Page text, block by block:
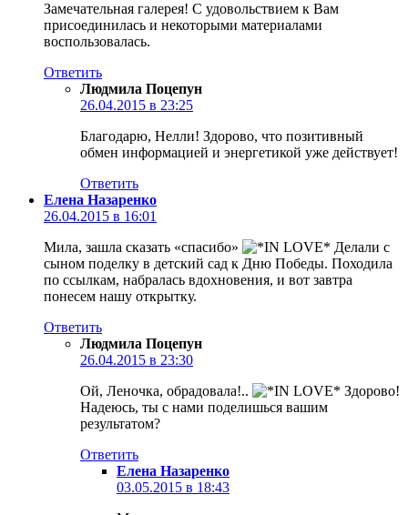
Замечательная галерея! С удовольствием к Вам
присоединилась и некоторыми материалами
воспользовалась.
Ответить
Людмила Поцепун
26.04.2015 в 23:25
Благодарю, Нелли! Здорово, что позитивный
обмен информацией и энергетикой уже действует!
Ответить
Елена Назаренко
26.04.2015 в 16:01
Мила, зашла сказать «спасибо»
Делали с
сыном поделку в детский сад к Дню Победы. Походила
по ссылкам, набралась вдохновения, и вот завтра
понесем нашу открытку.
Ответить
Людмила Поцепун
26.04.2015 в 23:30
Ой, Леночка, обрадовала!..
Здорово!
Надеюсь, ты с нами поделишься вашим
результатом?
Ответить
Елена Назаренко
03.05.2015 в 18:43